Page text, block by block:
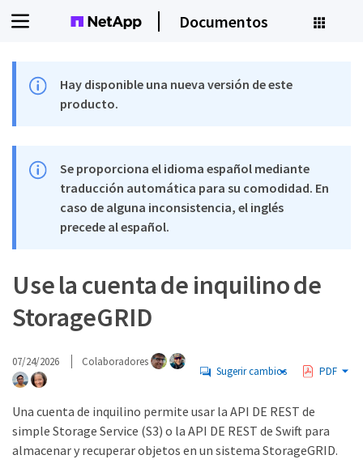
Documentos
Hay disponible una nueva versión de este
producto.
Se proporciona el idioma español mediante
traducción automática para su comodidad. En
caso de alguna inconsistencia, el inglés
precede al español.
Use la cuenta de inquilino de
StorageGRID
07/24/2026 Colaboradores
Sugerir cambios PDF
Una cuenta de inquilino permite usar la API DE REST de
simple Storage Service (S3) o la API DE REST de Swift para
almacenar y recuperar objetos en un sistema StorageGRID.